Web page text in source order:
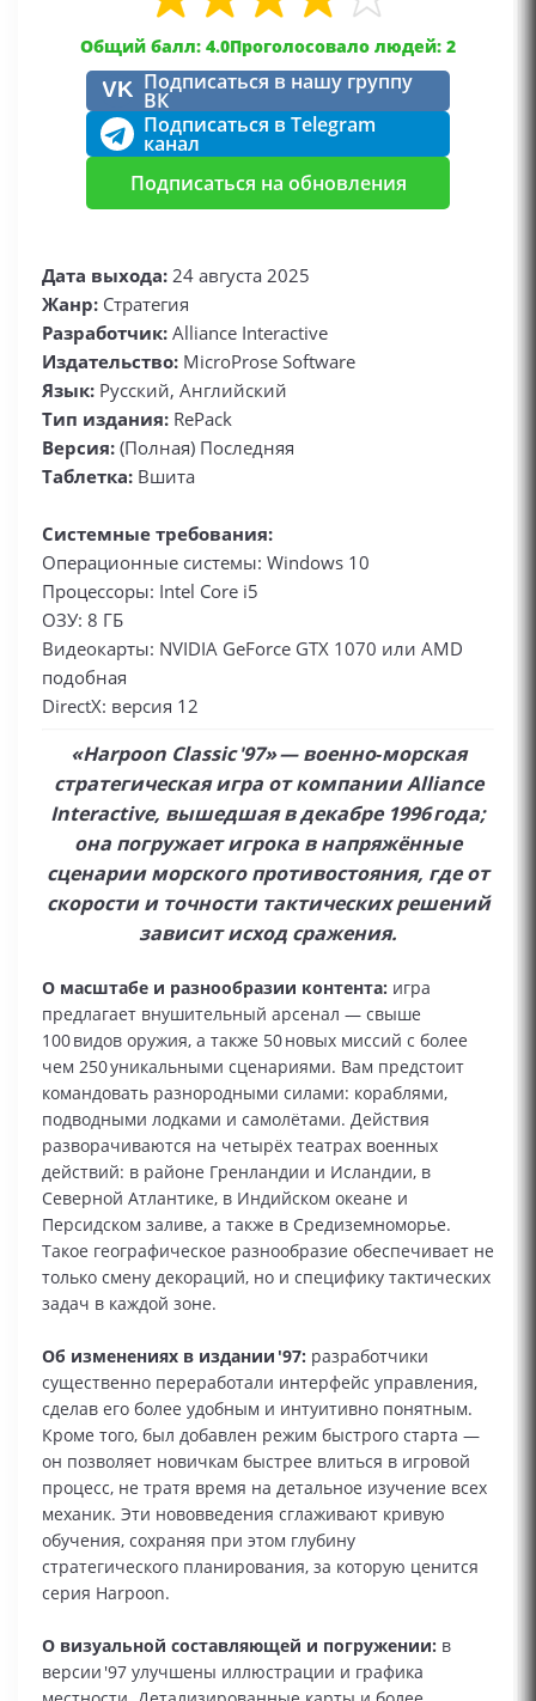
Общий балл: 4.0Проголосовало людей: 2
VK Подписаться в нашу группу
ВК
Подписаться в Telegram
канал
Подписаться на обновления
Дата выхода: 24 августа 2025
Жанр: Стратегия
Разработчик: Alliance Interactive
Издательство: MicroProse Software
Язык: Русский, Английский
Тип издания: RePack
Версия: (Полная) Последняя
Таблетка: Вшита
Системные требования:
Операционные системы: Windows 10
Процессоры: Intel Core i5
ОЗУ: 8 ГБ
Видеокарты: NVIDIA GeForce GTX 1070 или AMD
подобная
DirectX: версия 12
«Harpoon Classic '97» — военно‑морская
стратегическая игра от компании Alliance
Interactive, вышедшая в декабре 1996 года;
она погружает игрока в напряжённые
сценарии морского противостояния, где от
скорости и точности тактических решений
зависит исход сражения.
О масштабе и разнообразии контента: игра
предлагает внушительный арсенал — свыше
100 видов оружия, а также 50 новых миссий с более
чем 250 уникальными сценариями. Вам предстоит
командовать разнородными силами: кораблями,
подводными лодками и самолётами. Действия
разворачиваются на четырёх театрах военных
действий: в районе Гренландии и Исландии, в
Северной Атлантике, в Индийском океане и
Персидском заливе, а также в Средиземноморье.
Такое географическое разнообразие обеспечивает не
только смену декораций, но и специфику тактических
задач в каждой зоне.
Об изменениях в издании '97: разработчики
существенно переработали интерфейс управления,
сделав его более удобным и интуитивно понятным.
Кроме того, был добавлен режим быстрого старта —
он позволяет новичкам быстрее влиться в игровой
процесс, не тратя время на детальное изучение всех
механик. Эти нововведения сглаживают кривую
обучения, сохраняя при этом глубину
стратегического планирования, за которую ценится
серия Harpoon.
О визуальной составляющей и погружении: в
версии '97 улучшены иллюстрации и графика